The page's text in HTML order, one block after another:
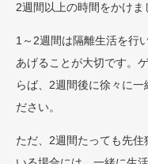
2週間以上の時間をかけま
1～2週間は隔離生活を行
あげることが大切です。
らば、2週間後に徐々に
ださい。
ただ、2週間たっても先